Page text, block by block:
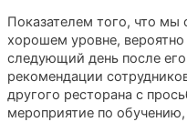
Показателем того, что мы
хорошем уровне,
следующий день после
рекомендации
другого ресторана с
мероприятие по